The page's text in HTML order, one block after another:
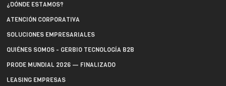
¿DÓNDE ESTAMOS?
ATENCIÓN CORPORATIVA
SOLUCIONES EMPRESARIALES
QUIÉNES SOMOS - GERBIO TECNOLOGÍA B2B
PRODE MUNDIAL 2026 — FINALIZADO
LEASING EMPRESAS